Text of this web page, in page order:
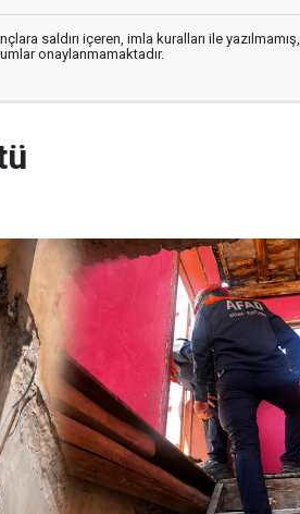
saldırı içeren, imla kuralları ile yazılmamış,
onaylanmamaktadır.